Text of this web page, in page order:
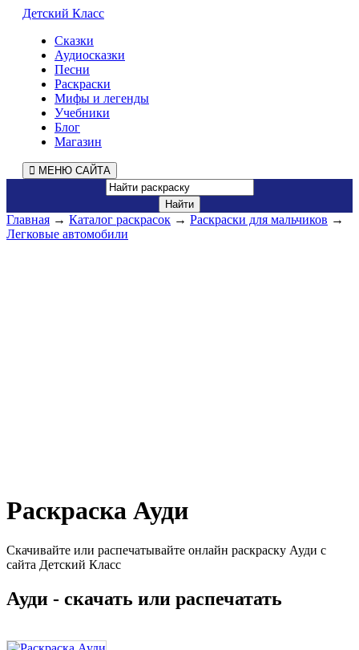
Детский Класс
Сказки
Аудиосказки
Песни
Раскраски
Мифы и легенды
Учебники
Блог
Магазин
МЕНЮ САЙТА
Главная → Каталог раскрасок → Раскраски для мальчиков →
Легковые автомобили
Раскраска Ауди
Скачивайте или распечатывайте онлайн раскраску Ауди с
сайта Детский Класс
Ауди - скачать или распечатать